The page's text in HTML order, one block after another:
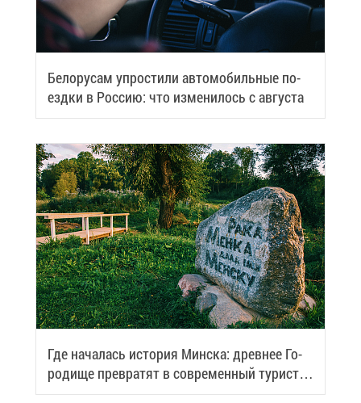
Бе­ло­ру­сам упро­сти­ли ав­то­мо­биль­ные по­
езд­ки в Рос­сию: что из­ме­ни­лось с ав­гу­ста
Где на­ча­лась ис­то­рия Мин­ска: древ­нее Го­
ро­ди­ще пре­вра­тят в со­вре­мен­ный ту­ри­сти­
че­ский центр